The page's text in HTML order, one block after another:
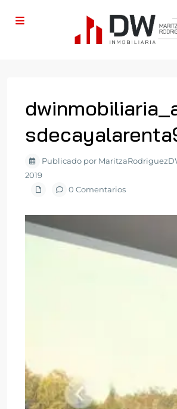
Publicado por
2019
0 Comentarios